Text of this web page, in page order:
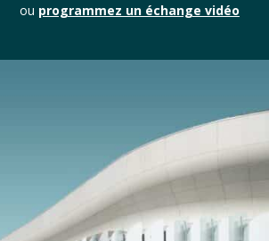
ou programmez un échange vidéo